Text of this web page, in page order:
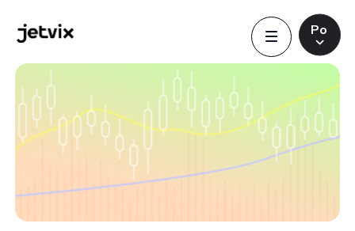
Po
Português
Indonesia
Português
Indonesia